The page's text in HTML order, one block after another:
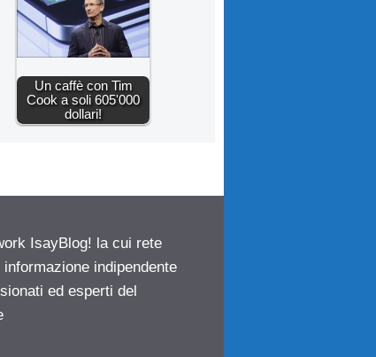
Un caffè con Tim
Cook a soli 605'000
dollari!
IsayBlog! la cui rete
indipendente
ed esperti del